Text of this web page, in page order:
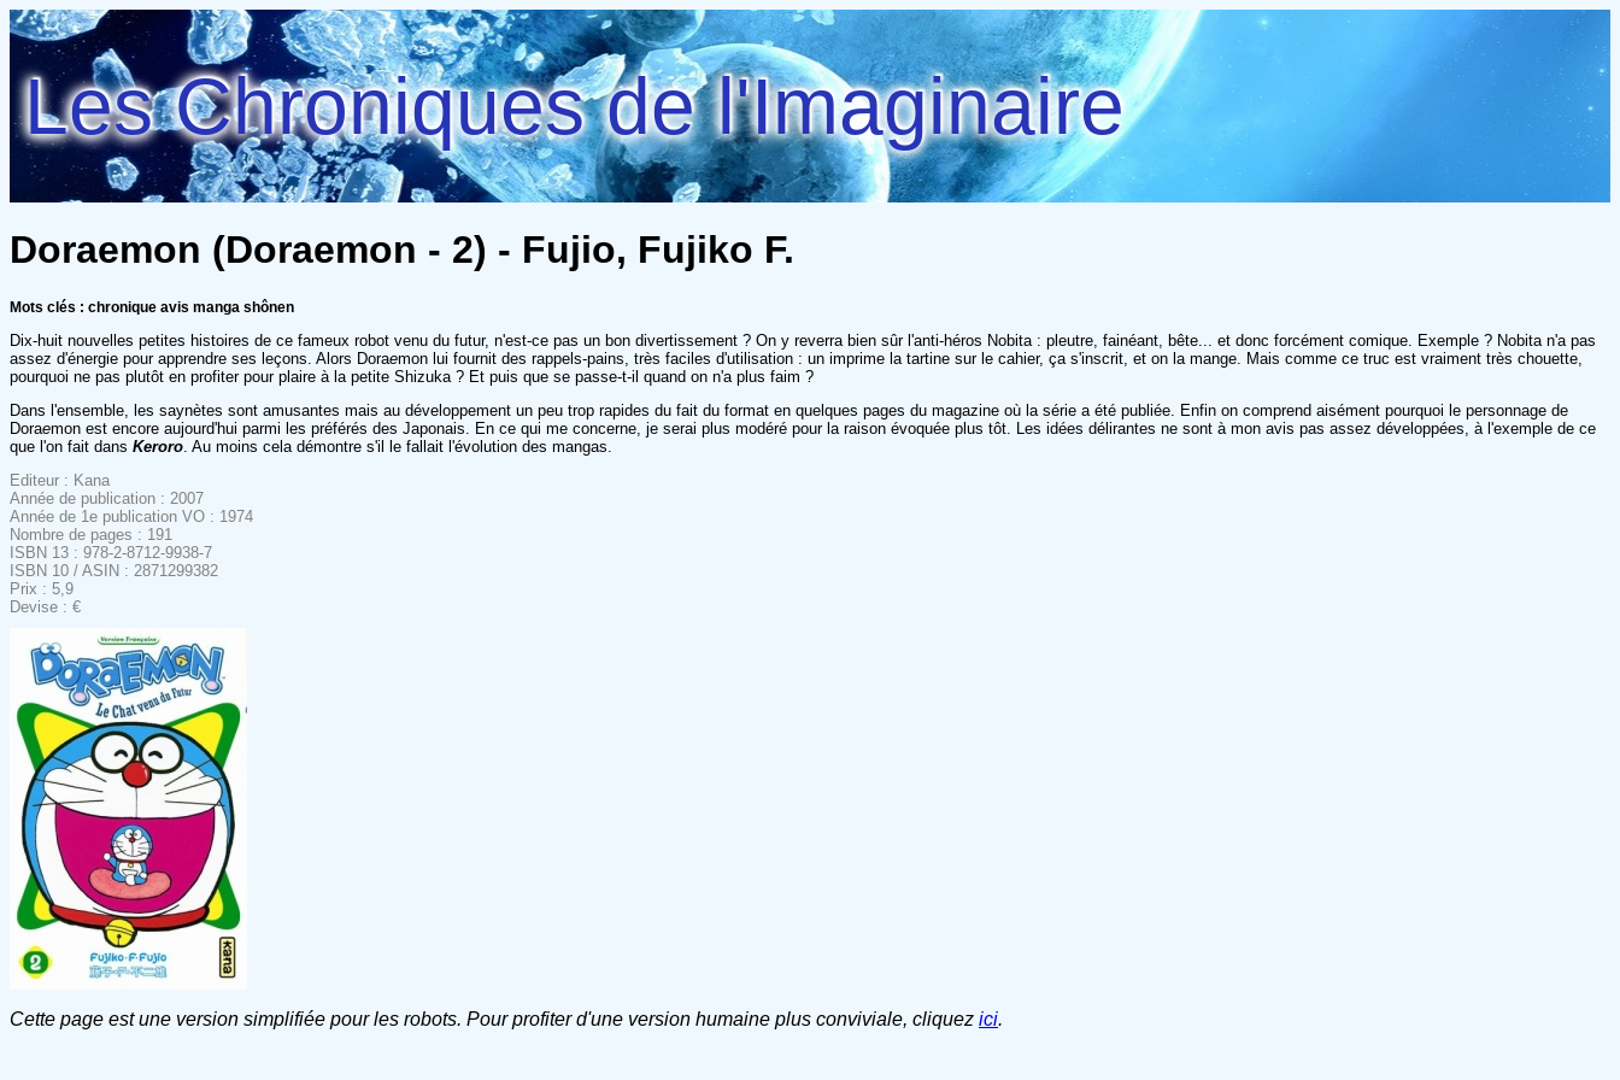
Les Chroniques de l'Imaginaire
Doraemon (Doraemon - 2) - Fujio, Fujiko F.
Mots clés : chronique avis manga shônen
Dix-huit nouvelles petites histoires de ce fameux robot venu du futur, n'est-ce pas un bon divertissement ? On y reverra bien sûr l'anti-héros Nobita : pleutre, fainéant, bête... et donc forcément comique. Exemple ? Nobita n'a pas
assez d'énergie pour apprendre ses leçons. Alors Doraemon lui fournit des rappels-pains, très faciles d'utilisation : un imprime la tartine sur le cahier, ça s'inscrit, et on la mange. Mais comme ce truc est vraiment très chouette,
pourquoi ne pas plutôt en profiter pour plaire à la petite Shizuka ? Et puis que se passe-t-il quand on n'a plus faim ?
Dans l'ensemble, les saynètes sont amusantes mais au développement un peu trop rapides du fait du format en quelques pages du magazine où la série a été publiée. Enfin on comprend aisément pourquoi le personnage de
Doraemon est encore aujourd'hui parmi les préférés des Japonais. En ce qui me concerne, je serai plus modéré pour la raison évoquée plus tôt. Les idées délirantes ne sont à mon avis pas assez développées, à l'exemple de ce
que l'on fait dans Keroro . Au moins cela démontre s'il le fallait l'évolution des mangas.
Editeur : Kana
Année de publication : 2007
Année de 1e publication VO : 1974
Nombre de pages : 191
ISBN 13 : 978-2-8712-9938-7
ISBN 10 / ASIN : 2871299382
Prix : 5,9
Devise : €
Cette page est une version simplifiée pour les robots. Pour profiter d'une version humaine plus conviviale, cliquez ici.